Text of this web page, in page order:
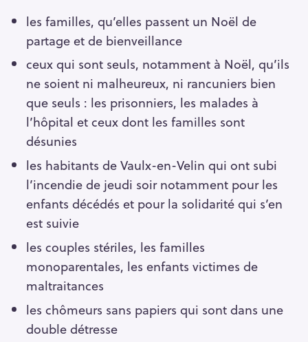
les familles, qu’elles passent un Noël de
partage et de bienveillance
ceux qui sont seuls, notamment à Noël, qu’ils
ne soient ni malheureux, ni rancuniers bien
que seuls : les prisonniers, les malades à
l’hôpital et ceux dont les familles sont
désunies
les habitants de Vaulx-en-Velin qui ont subi
l’incendie de jeudi soir notamment pour les
enfants décédés et pour la solidarité qui s’en
est suivie
les couples stériles, les familles
monoparentales, les enfants victimes de
maltraitances
les chômeurs sans papiers qui sont dans une
double détresse